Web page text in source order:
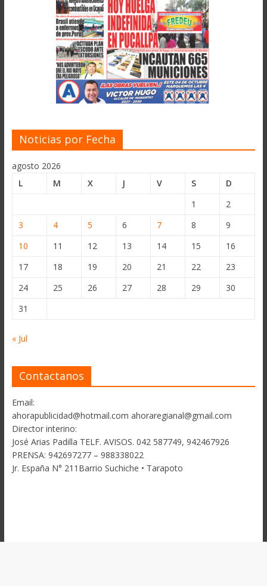
Noticias por Fecha
agosto 2026
L
M X J V S
D
1
2
3
4 5 6 7 8
9
10
11 12 13 14 15
16
17
18 19 20 21 22
23
24
25 26 27 28 29
30
31
« Jul
Contactanos
Email:
ahorapublicidad@hotmail.com ahoraregianal@gmail.com
Director interino:
José Arias Padilla TELF. AVISOS. 042 587749, 942467926
PRENSA: 942697277 – 988338022
Jr. España N° 211Barrio Suchiche • Tarapoto